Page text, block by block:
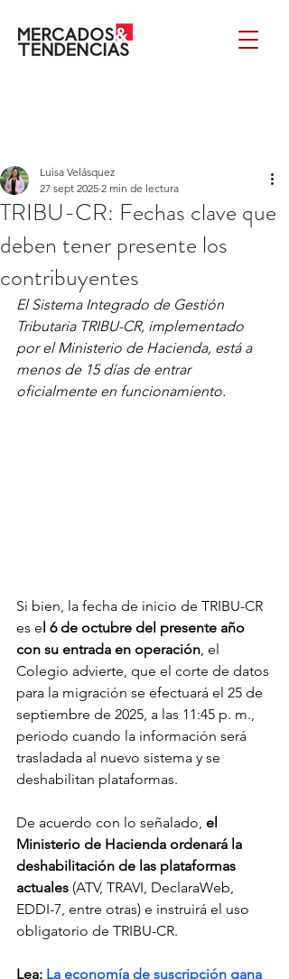
TRIBU-CR: Fechas clave que
deben tener presente los
contribuyentes
Luisa Velásquez
27 sept 2025 2 min de lectura
El Sistema Integrado de Gestión
Tributaria TRIBU-CR, implementado
por el Ministerio de Hacienda, está a
menos de 15 días de entrar
oficialmente en funcionamiento.
Si bien, la fecha de inicio de TRIBU-CR
es e l 6 de octubre del presente año
con su entrada en operación, el
Colegio advierte, que el corte de datos
para la migración se efectuará el 25 de
septiembre de 2025, a las 11:45 p. m.,
periodo cuando la información será
trasladada al nuevo sistema y se
deshabilitan plataformas.
De acuerdo con lo señalado, el
Ministerio de Hacienda ordenará la
deshabilitación de las plataformas
actuales (ATV, TRAVI, DeclaraWeb,
EDDI-7, entre otras) e instruirá el uso
obligatorio de TRIBU-CR.
Lea: La economía de suscripción gana